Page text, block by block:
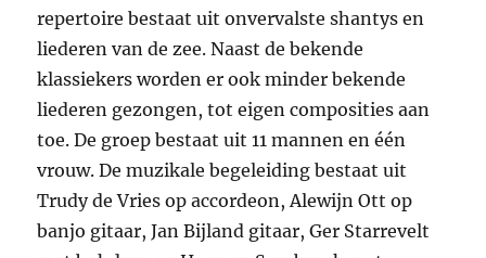
repertoire bestaat uit onvervalste shantys en
liederen van de zee. Naast de bekende
klassiekers worden er ook minder bekende
liederen gezongen, tot eigen composities aan
toe. De groep bestaat uit 11 mannen en één
vrouw. De muzikale begeleiding bestaat uit
Trudy de Vries op accordeon, Alewijn Ott op
banjo gitaar, Jan Bijland gitaar, Ger Starrevelt